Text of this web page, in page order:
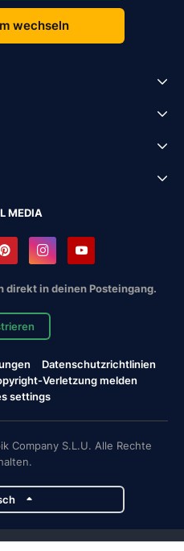
wechseln
MEDIA
direkt in deinen Posteingang.
Datenschutzrichtlinien
Verletzung melden
settings
Company S.L.U. Alle Rechte